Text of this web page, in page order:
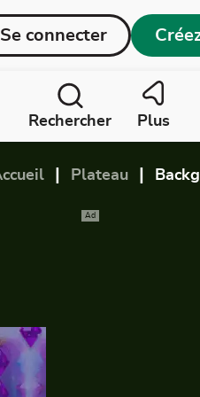
Se connecter
Rechercher Plus
Plateau
Ad